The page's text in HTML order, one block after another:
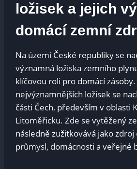
ložisek a jejich
domácí zemní
Na území České republiky se
významná ložiska zemního
klíčovou roli pro domácí zásoby.
nejvýznamnějších ložisek se
části Čech, především v oblasti
Litoměřicku. Zde se vytěžený
následně zužitkovává jako
průmysl, domácnosti a veřejné